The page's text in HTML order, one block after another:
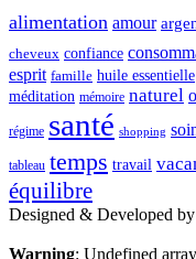
alimentation amour
cheveux confiance
esprit famille huile essentielle
méditation mémoire naturel
régime santé shopping
tableau temps travail
équilibre
Designed & Developed by
Warning: Undefined